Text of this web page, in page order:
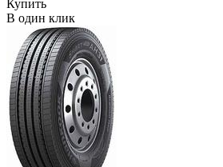
Купить
В один клик